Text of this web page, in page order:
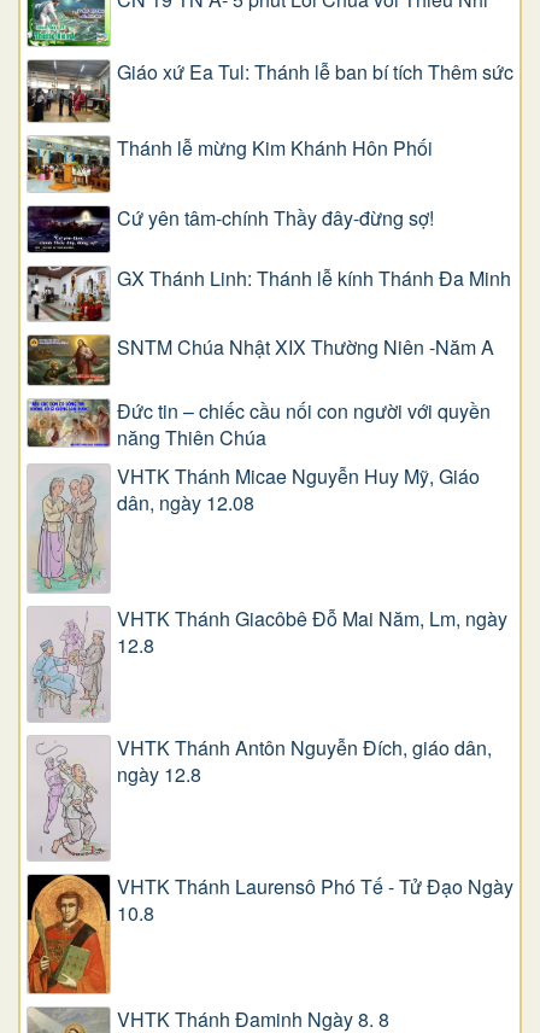
Giáo xứ Ea Tul: Thánh lễ ban bí tích Thêm sức
Thánh lễ mừng Kim Khánh Hôn Phối
Cứ yên tâm-chính Thầy đây-đừng sợ!
GX Thánh Linh: Thánh lễ kính Thánh Đa Minh
SNTM Chúa Nhật XIX Thường Niên -Năm A
Đức tin – chiếc cầu nối con người với quyền
năng Thiên Chúa
VHTK Thánh Micae Nguyễn Huy Mỹ, Giáo
dân, ngày 12.08
VHTK Thánh Giacôbê Ðỗ Mai Năm, Lm, ngày
12.8
VHTK Thánh Antôn Nguyễn Ðích, giáo dân,
ngày 12.8
VHTK Thánh Laurensô Phó Tế - Tử Đạo Ngày
10.8
VHTK Thánh Đaminh Ngày 8. 8